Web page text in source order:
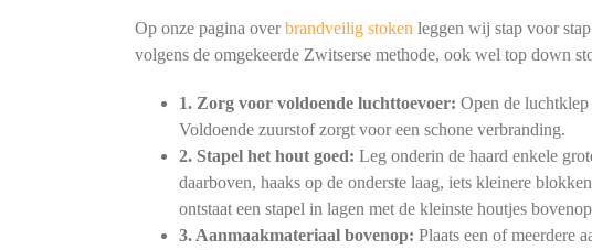
Op onze pagina overbrandveilig stoken leggen wij stap voor
volgens de omgekeerde Zwitserse methode, ook wel top down
1. Zorg voor voldoende luchttoevoer: Open de
Voldoende zuurstof zorgt voor een schone verbranding.
2. Stapel het hout goed: Leg onderin de haard enkele
daarboven, haaks op de onderste laag, iets kleinere
ontstaat een stapel in lagen met de kleinste houtjes
3. Aanmaakmateriaal bovenop: Plaats een of meerdere